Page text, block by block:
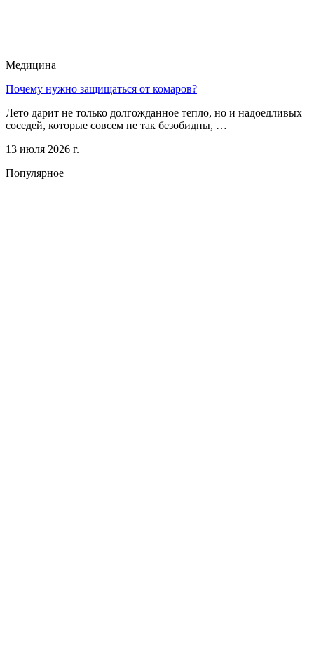
Медицина
Почему нужно защищаться от комаров?
Лето дарит не только долгожданное тепло, но и надоедливых
соседей, которые совсем не так безобидны, …
13 июля 2026 г.
Популярное